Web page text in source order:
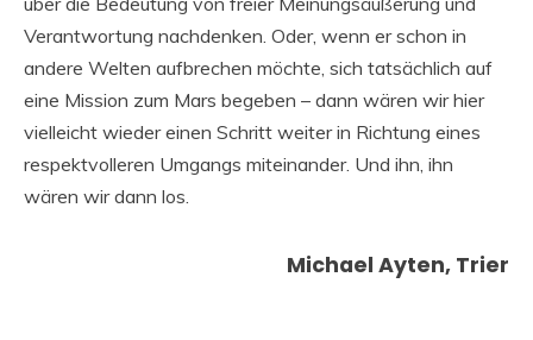
Verantwortung nachdenken. Oder, wenn er schon in
andere Welten aufbrechen möchte, sich tatsächlich auf
eine Mission zum Mars begeben – dann wären wir hier
vielleicht wieder einen Schritt weiter in Richtung eines
respektvolleren Umgangs miteinander. Und ihn, ihn
wären wir dann los.
Michael Ayten, Trier